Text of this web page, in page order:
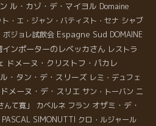
ル・カゾ・デ・マイヨル Domaine
・エ・ジャン・バティスト・セナ シャブ
ジョレ試飲会 Espagne Sud DOMAINE
インポーターのレベッカさん レストラ
ドメーヌ・クリストフ・パカレ
ル・タン・デ・スリーズ レミ・デュフェ
ドメーヌ・デ・スリエ サン・トーバン ニ
て寛」 カベルネ フラン オザミ・デ・
PASCAL SIMONUTTI クロ・ルジャール